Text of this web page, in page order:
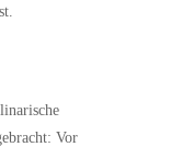
Vor